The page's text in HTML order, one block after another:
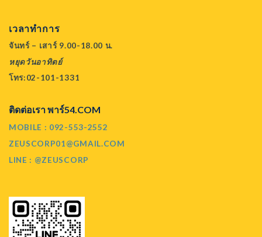
เวลาทำการ
จันทร์ – เสาร์ 9.00-18.00 น.
หยุดวันอาทิตย์
โทร:02-101-1331
ติดต่อเรา พาร์54.COM
MOBILE : 092-553-2552
ZEUSCORP01@GMAIL.COM
LINE : @ZEUSCORP